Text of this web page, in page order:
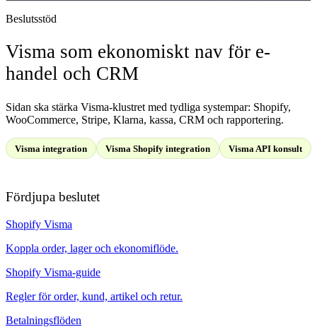
Beslutsstöd
Visma som ekonomiskt nav för e-
handel och CRM
Sidan ska stärka Visma-klustret med tydliga systempar: Shopify,
WooCommerce, Stripe, Klarna, kassa, CRM och rapportering.
Visma integration Visma Shopify integration Visma API konsult
Fördjupa beslutet
Shopify Visma
Koppla order, lager och ekonomiflöde.
Shopify Visma-guide
Regler för order, kund, artikel och retur.
Betalningsflöden